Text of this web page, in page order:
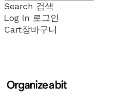
Search 검색
Log In 로그인
Cart장바구니